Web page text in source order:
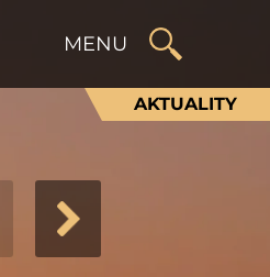
AKTUALITY